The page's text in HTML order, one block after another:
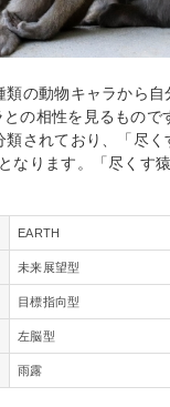
の動物キャラから自
の相性を見るもので
類されており、「尽
なります。「尽くす
EARTH
未来展望型
目標指向型
左脳型
雨露